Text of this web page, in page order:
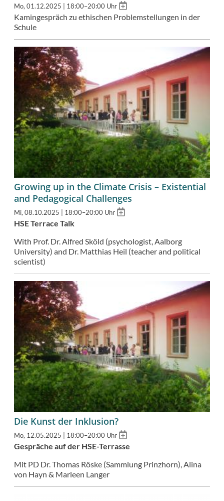
Mo, 01.12.2025 | 18:00–20:00 Uhr Add
calendar
Kamingespräch zu ethischen Problemstellungen in der
Schule
Growing up in the Climate Crisis – Existential
and Pedagogical Challenges
Mi, 08.10.2025 | 18:00–20:00 Uhr Add
HSE Terrace Talk
With Prof. Dr. Alfred Sköld (psychologist, Aalborg
University) and Dr. Matthias Heil (teacher and political
scientist)
Die Kunst der Inklusion?
Mo, 12.05.2025 | 18:00–20:00 Uhr Add
calendar
Gespräche auf der HSE-Terrasse
Mit PD Dr. Thomas Röske (Sammlung Prinzhorn), Alina
von Hayn & Marleen Langer